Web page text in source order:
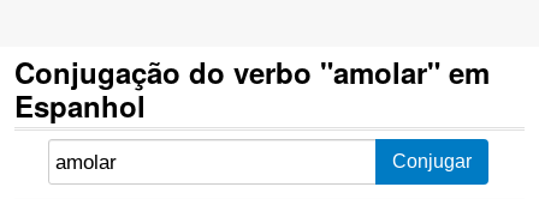
Conjugação do verbo "amolar" em
Espanhol